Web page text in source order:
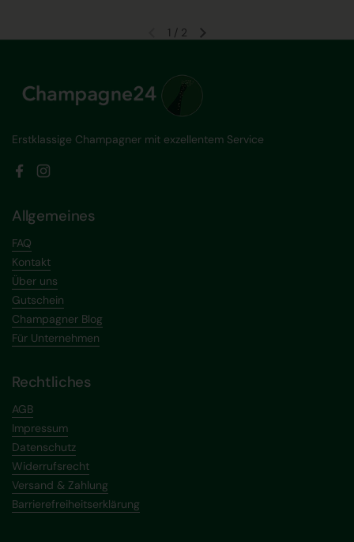
Vorherige FolieNächste Folie
1 / 2
Erstklassige Champagner mit exzellentem Service
FacebookInstagram
Allgemeines
FAQ
Kontakt
Über uns
Gutschein
Champagner Blog
Für Unternehmen
Rechtliches
AGB
Impressum
Datenschutz
Widerrufsrecht
Versand & Zahlung
Barrierefreiheitserklärung